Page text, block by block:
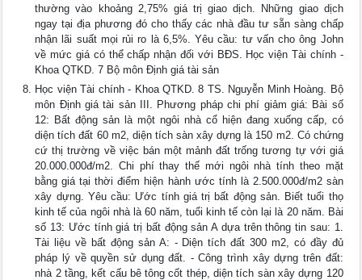
thường vào khoảng 2,75% giá trị giao dịch. Những giao dịch
ngay tại địa phương đó cho thấy các nhà đầu tư sẵn sàng chấp
nhận lãi suất mọi rủi ro là 6,5%. Yêu cầu: tư vấn cho ông John
về mức giá có thể chấp nhận đối với BĐS. Học viện Tài chính -
Khoa QTKD. 7 Bộ môn Định giá tài sản
Học viện Tài chính - Khoa QTKD. 8 TS. Nguyễn Minh Hoàng. Bộ
môn Định giá tài sản III. Phương pháp chi phí giảm giá: Bài số
12: Bất động sản là một ngôi nhà cổ hiện đang xuống cấp, có
diện tích đất 60 m2, diện tích sàn xây dựng là 150 m2. Có chứng
cứ thị trường về việc bán một mảnh đất trống tương tự với giá
20.000.000đ/m2. Chi phí thay thế mới ngôi nhà tính theo mặt
bằng giá tại thời điểm hiện hành ước tính là 2.500.000đ/m2 sàn
xây dựng. Yêu cầu: Ước tính giá trị bất động sản. Biết tuổi thọ
kinh tế của ngôi nhà là 60 năm, tuổi kinh tế còn lại là 20 năm. Bài
số 13: Ước tính giá trị bất động sản A dựa trên thông tin sau: 1.
Tài liệu về bất động sản A: - Diện tích đất 300 m2, có đầy đủ
pháp lý về quyền sử dụng đất. - Công trình xây dựng trên đất:
nhà 2 tầng, kết cấu bê tông cốt thép, diện tích sàn xây dựng 120